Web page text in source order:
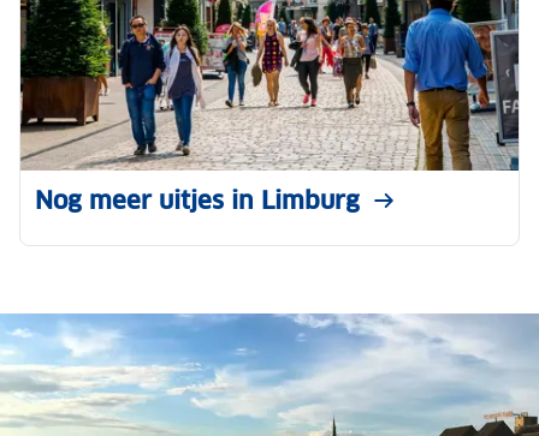
Nog meer uitjes in Limburg